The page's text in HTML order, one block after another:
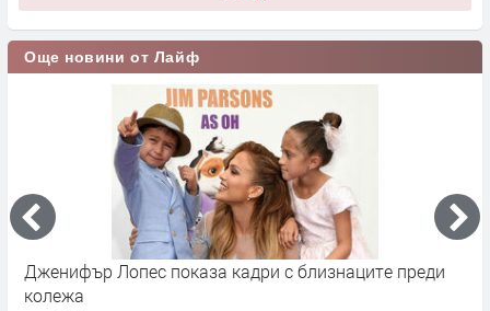
Още новини от Лайф
Дженифър Лопес показа кадри с близнаците преди
колежа